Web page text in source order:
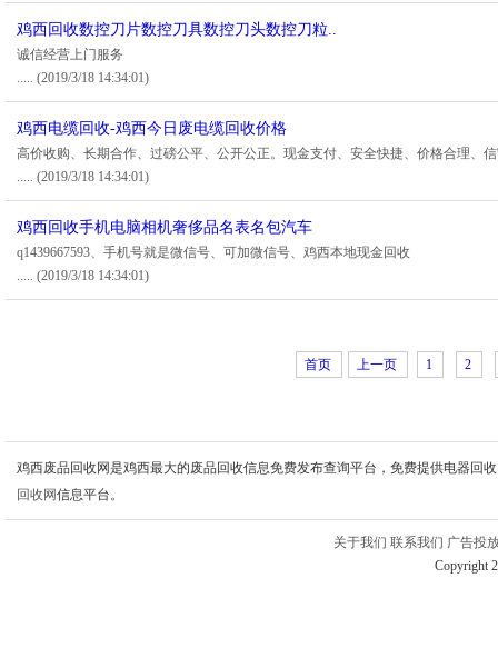
鸡西回收数控刀片数控刀具数控刀头数控刀粒..
诚信经营上门服务
..... (2019/3/18 14:34:01)
鸡西电缆回收-鸡西今日废电缆回收价格
高价收购、长期合作、过磅公平、公开公正。现金支付、安全快捷、价格合理、
..... (2019/3/18 14:34:01)
鸡西回收手机电脑相机奢侈品名表名包汽车
q1439667593、手机号就是微信号、可加微信号、鸡西本地现金回收
..... (2019/3/18 14:34:01)
首页 上一页 1 2
鸡西废品回收网是鸡西最大的废品回收信息免费发布查询平台，免费提供电器回
回收网信息平台。
关于我们 联系我们 广告投
Copyright